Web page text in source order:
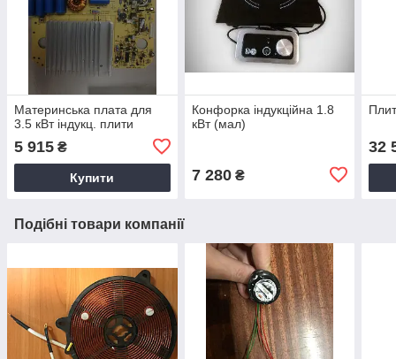
Материнська плата для
3.5 кВт індукц. плити
5 915 ₴
Купити
Конфорка індукційна 1.8
кВт (мал)
7 280₴
32
Подібні товари компанії